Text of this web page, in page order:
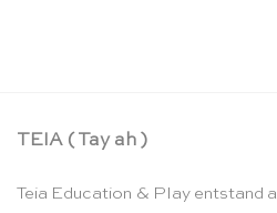
TEIA ( Tay ah )
Teia Education & Play entstand